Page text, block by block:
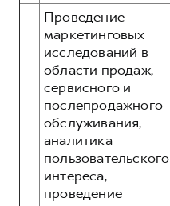
Проведение
маркетинговых
исследований в
области продаж,
сервисного и
послепродажного
обслуживания,
аналитика
пользовательского
интереса,
проведение